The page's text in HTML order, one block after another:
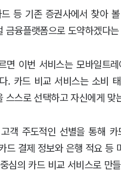
등 기존 증권사에서 찾아
금융플랫폼으로 도약하겠다
면 이번 서비스는 모바일트
. 카드 비교 서비스는 소비
스스로 선택하고 자신에게 맞
객 주도적인 선별을 통해
드 결제 정보와 은행 적요 등
심의 카드 비교 서비스로 만